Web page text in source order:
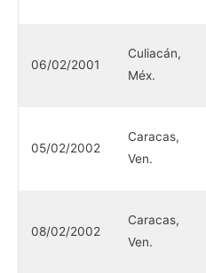
06/02/2001
Culiacán,
Méx.
05/02/2002
Caracas,
Ven.
08/02/2002
Caracas,
Ven.